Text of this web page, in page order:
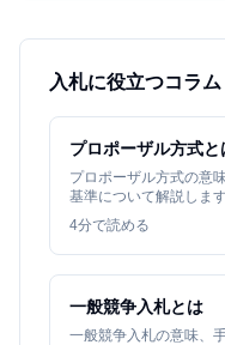
入札に役立つコラム
プロポーザル方式と
プロポーザル方式の意
基準について解説します
4分で読める
一般競争入札とは
一般競争入札の意味、